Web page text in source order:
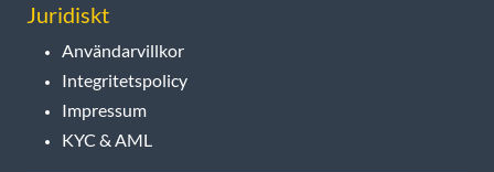
Juridiskt
Användarvillkor
Integritetspolicy
Impressum
KYC & AML